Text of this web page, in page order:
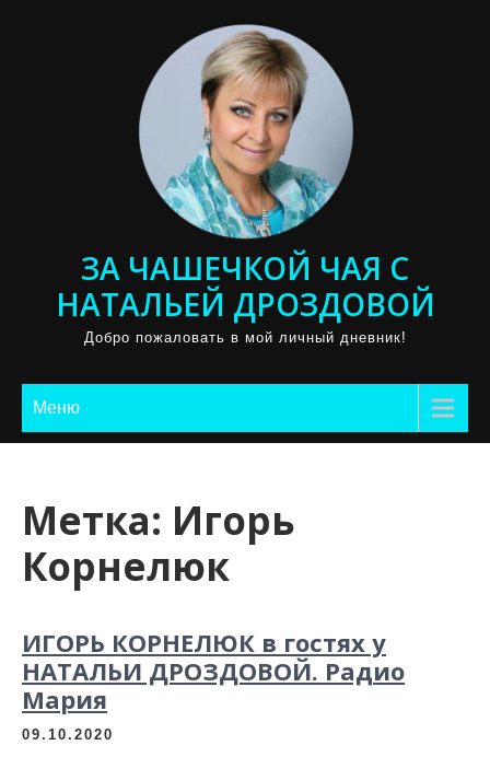
ЗА ЧАШЕЧКОЙ ЧАЯ С
НАТАЛЬЕЙ ДРОЗДОВОЙ
Добро пожаловать в мой личный дневник!
Меню
Метка: Игорь
Корнелюк
ИГОРЬ КОРНЕЛЮК в гостях у
НАТАЛЬИ ДРОЗДОВОЙ. Радио
Мария
09.10.2020